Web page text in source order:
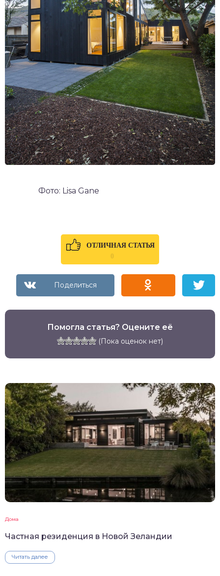
Фото: Lisa Gane
ОТЛИЧНАЯ СТАТЬЯ
0
Помогла статья? Оцените её
(Пока оценок нет)
Дома
Частная резиденция в Новой Зеландии
Читать далее